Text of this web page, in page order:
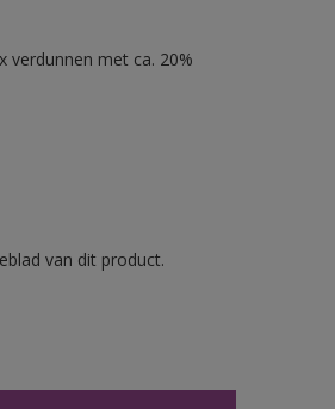
verdunnen met ca. 20%
van dit product.